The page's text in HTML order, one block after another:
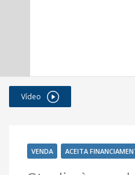
Vídeo
VENDA ACEITA